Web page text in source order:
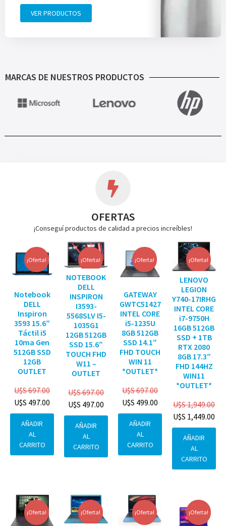
VER PRODUCTOS
MARCAS DE NUESTROS PRODUCTOS
OFERTAS
¡Conseguí productos de calidad a precios increíbles!
¡Oferta!
Notebook
DELL
Inspiron
3593 15.6″
Táctil i5
10ma Gen
512GB SSD
12GB
OUTLET
U$S697.00
U$S 497.00
AÑADIR
AL
CARRITO
¡Oferta!
NOTEBOOK
DELL
INSPIRON
I3593-
5568SLV I5-
1035G1
12GB 512GB
SSD 15.6″
TOUCH FHD
W11 –
OUTLET
U$S697.00
U$S 497.00
AÑADIR
AL
CARRITO
¡Oferta!
GATEWAY
GWTC51427
INTEL CORE
i5-1235U
8GB 512GB
SSD 14.1″
FHD TOUCH
WIN 11
*OUTLET*
U$S697.00
U$S 499.00
AÑADIR
AL
CARRITO
¡Oferta!
LENOVO
LEGION
Y740-17IRHG
INTEL CORE
i7-9750H
16GB 512GB
SSD + 1TB
RTX 2080
8GB 17.3″
FHD 144HZ
WIN11
*OUTLET*
U$S1,949.00
U$S 1,449.00
AÑADIR
AL
CARRITO
¡Oferta! ¡Oferta! ¡Oferta! ¡Oferta!